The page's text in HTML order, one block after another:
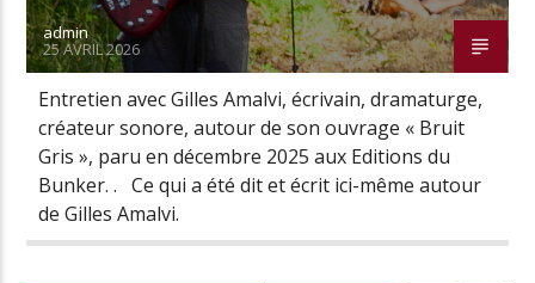
admin
25 AVRIL 2026
Entretien avec Gilles Amalvi, écrivain, dramaturge,
créateur sonore, autour de son ouvrage « Bruit
Gris », paru en décembre 2025 aux Editions du
Bunker. . Ce qui a été dit et écrit ici-même autour
de Gilles Amalvi.